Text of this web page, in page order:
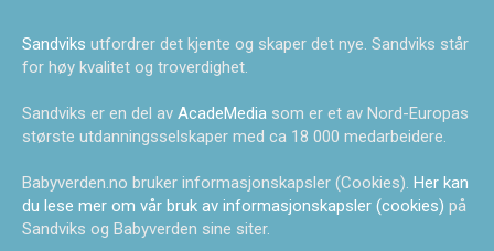
Sandviks utfordrer det kjente og skaper det nye. Sandviks står
for høy kvalitet og troverdighet.
Sandviks er en del av AcadeMedia som er et av Nord-Europas
største utdanningsselskaper med ca 18 000 medarbeidere.
Babyverden.no bruker informasjonskapsler (Cookies). Her kan
du lese mer om vår bruk av informasjonskapsler (cookies) på
Sandviks og Babyverden sine siter.